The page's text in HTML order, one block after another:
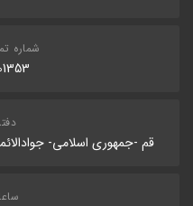
شماره
قم -جمهوری اسلامی-